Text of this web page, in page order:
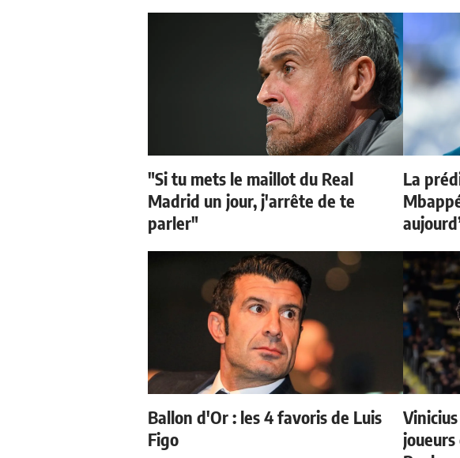
"Si tu mets le maillot du Real
Madrid un jour, j'arrête de te
parler"
La
Ballon d'Or : les 4 favoris de Luis
Figo